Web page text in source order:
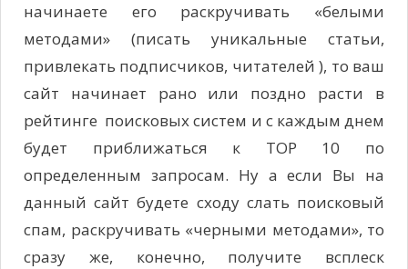
начинаете его раскручивать «белыми
методами» (писать уникальные статьи,
привлекать подписчиков, читателей ), то ваш
сайт начинает рано или поздно расти в
рейтинге поисковых систем и с каждым днем
будет приближаться к TOP 10 по
определенным запросам. Ну а если Вы на
данный сайт будете сходу слать поисковый
спам, раскручивать «черными методами», то
сразу же, конечно, получите всплеск